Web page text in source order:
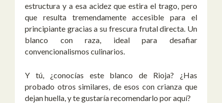
estructura y a esa acidez que estira el trago, pero
que resulta tremendamente accesible para el
principiante gracias a su frescura frutal directa. Un
blanco con raza, ideal para desafiar
convencionalismos culinarios.
Y tú, ¿conocías este blanco de Rioja? ¿Has
probado otros similares, de esos con crianza que
dejan huella, y te gustaría recomendarlo por aquí?